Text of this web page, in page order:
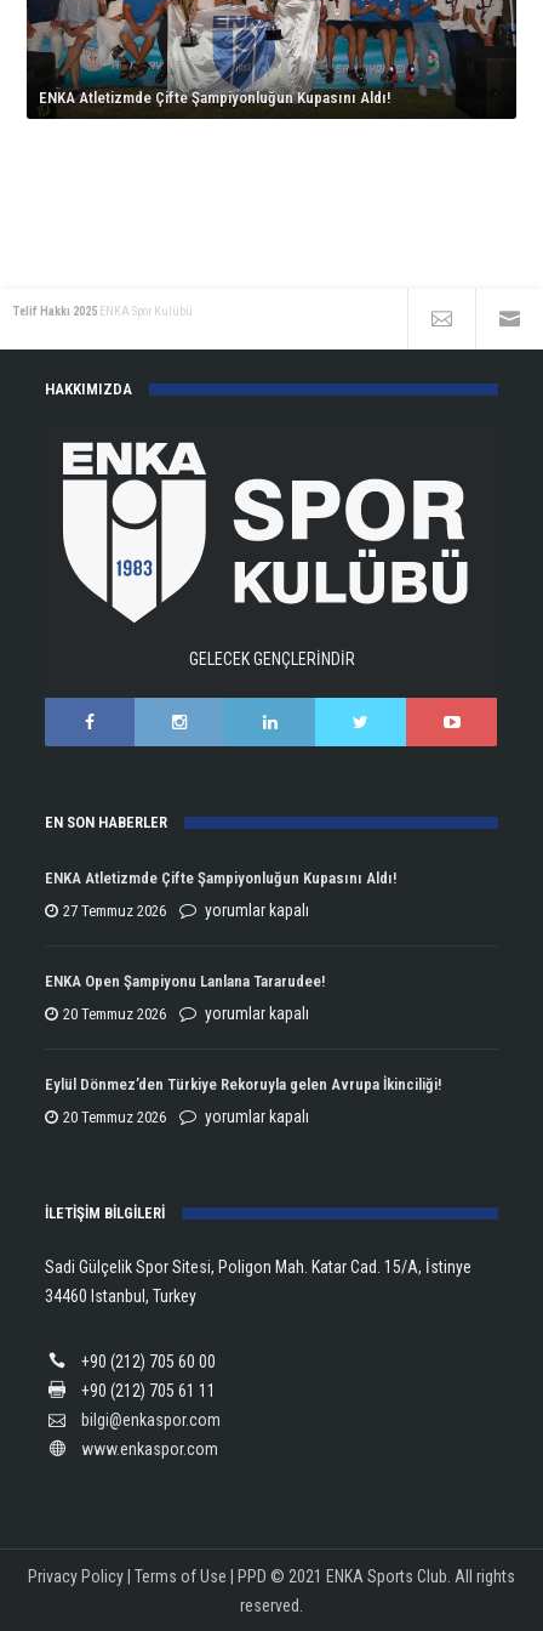
Aldı!
için
ENKA Atletizmde Çifte Şampiyonluğun Kupasını Aldı!
için
Avrupa
İkinciliği!
için
için
İstanbul’da
korta
çıkıyor!
Telif Hakkı 2025 ENKA Spor Kulübü
HAKKIMIZDA
GELECEK GENÇLERİNDİR
EN SON HABERLER
ENKA Atletizmde Çifte Şampiyonluğun Kupasını Aldı!
27 Temmuz 2026
ENKA
Çifte
Şampiyonluğun
yorumlar kapalı
ENKA Open Şampiyonu Lanlana Tararudee!
20 Temmuz 2026
ENKA
Şampiyonu
Lanlana
yorumlar kapalı
Eylül Dönmez’den Türkiye Rekoruyla gelen Avrupa İkinciliği!
20 Temmuz 2026
Eylül
Rekoruyla
Avrupa
yorumlar kapalı
İLETİŞİM BİLGİLERİ
Sadi Gülçelik Spor Sitesi, Poligon Mah. Katar Cad. 15/A, İstinye
34460 Istanbul, Turkey
+90 (212) 705 60 00
+90 (212) 705 61 11
bilgi@enkaspor.com
www.enkaspor.com
Privacy Policy Terms of Use PPD © 2021 ENKA Sports Club. All rights
reserved.